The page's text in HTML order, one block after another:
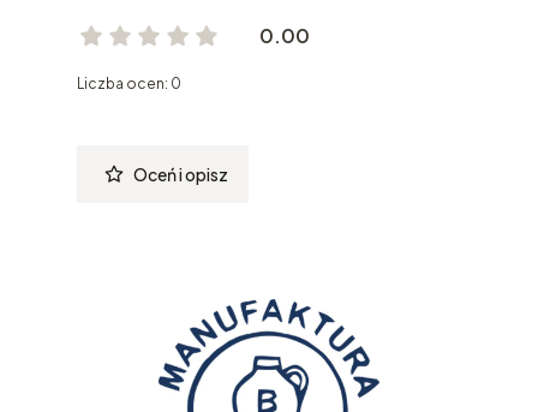
0.00
Liczba ocen: 0
Oceń i opisz